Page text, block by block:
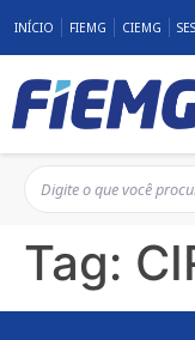
INÍCIO FIEMG CIEMG
Tag: